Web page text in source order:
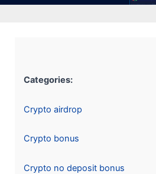
Categories:
Crypto airdrop
Crypto bonus
Crypto no deposit bonus